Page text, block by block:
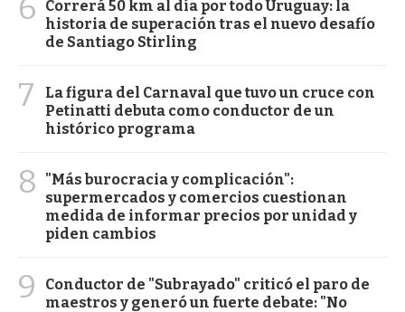
6
Correrá 50 km al día por todo Uruguay: la
historia de superación tras el nuevo desafío
de Santiago Stirling
7
La figura del Carnaval que tuvo un cruce con
Petinatti debuta como conductor de un
histórico programa
8
"Más burocracia y complicación":
supermercados y comercios cuestionan
medida de informar precios por unidad y
piden cambios
9
Conductor de "Subrayado" criticó el paro de
maestros y generó un fuerte debate: "No